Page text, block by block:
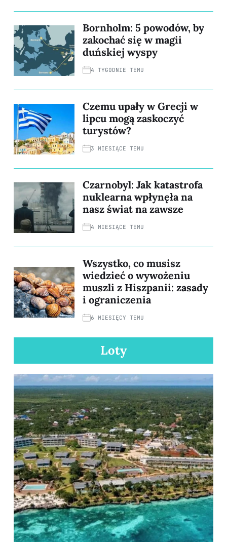
Bornholm: 5 powodów, by
zakochać się w magii
duńskiej wyspy
4 TYGODNIE TEMU
Czemu upały w Grecji w
lipcu mogą zaskoczyć
turystów?
3 MIESIĄCE TEMU
Czarnobyl: Jak katastrofa
nuklearna wpłynęła na
nasz świat na zawsze
4 MIESIĄCE TEMU
Wszystko, co musisz
wiedzieć o wywożeniu
muszli z Hiszpanii: zasady
i ograniczenia
6 MIESIĘCY TEMU
Loty